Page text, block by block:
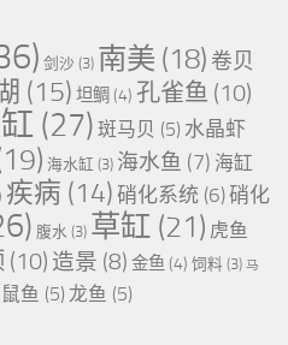
剑沙 (3) 南美 (18) 卷贝
(15) 坦鲷 (4) 孔雀鱼 (10)
(27) 斑马贝 (5) 水晶虾
海水缸 (3) 海水鱼 (7) 海缸
疾病 (14) 硝化系统 (6)硝化
腹水 (3) 草缸 (21) 虎鱼
(10) 造景 (8) 金鱼 (4) 饲料 (3) 马
鼠鱼 (5) 龙鱼 (5)